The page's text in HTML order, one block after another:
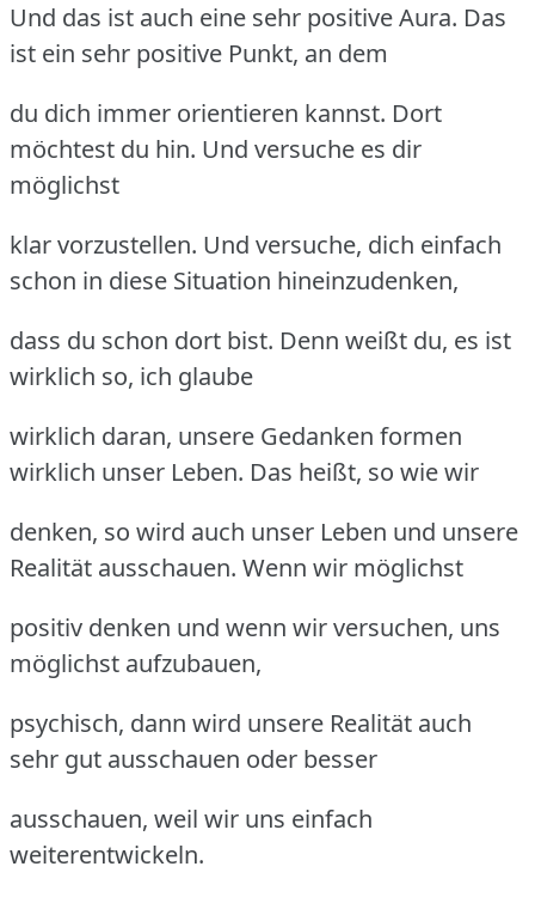
Und das ist auch eine sehr positive Aura. Das
ist ein sehr positive Punkt, an dem
du dich immer orientieren kannst. Dort
möchtest du hin. Und versuche es dir
möglichst
klar vorzustellen. Und versuche, dich einfach
schon in diese Situation hineinzudenken,
dass du schon dort bist. Denn weißt du, es ist
wirklich so, ich glaube
wirklich daran, unsere Gedanken formen
wirklich unser Leben. Das heißt, so wie wir
denken, so wird auch unser Leben und unsere
Realität ausschauen. Wenn wir möglichst
positiv denken und wenn wir versuchen, uns
möglichst aufzubauen,
psychisch, dann wird unsere Realität auch
sehr gut ausschauen oder besser
ausschauen, weil wir uns einfach
weiterentwickeln.